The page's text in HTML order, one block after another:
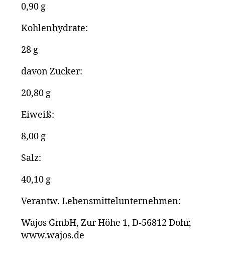
0,90 g
Kohlenhydrate:
28 g
davon Zucker:
20,80 g
Eiweiß:
8,00 g
Salz:
40,10 g
Verantw. Lebensmittel­unternehmen:
Wajos GmbH, Zur Höhe 1, D-56812 Dohr,
www.wajos.de